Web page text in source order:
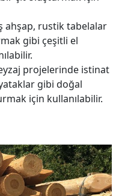
ahşap, rustik tabelalar
gibi çeşitli el
projelerinde istinat
gibi doğal
için kullanılabilir.